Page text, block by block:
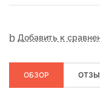
Добавить к
ОБЗОР